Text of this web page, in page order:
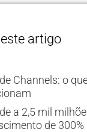
artigo
Channels: o
a 2,5 mil
de 300%